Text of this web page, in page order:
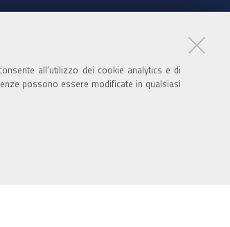
all’utilizzo dei cookie analytics e di
possono essere modificate in qualsiasi